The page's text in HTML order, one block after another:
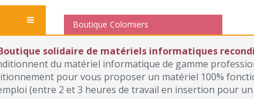
Boutique Colomiers
solidaire de matériels informatiques
du matériel informatique de gamme
pour vous proposer un matériel 100%
(entre 2 et 3 heures de travail en insertion pour